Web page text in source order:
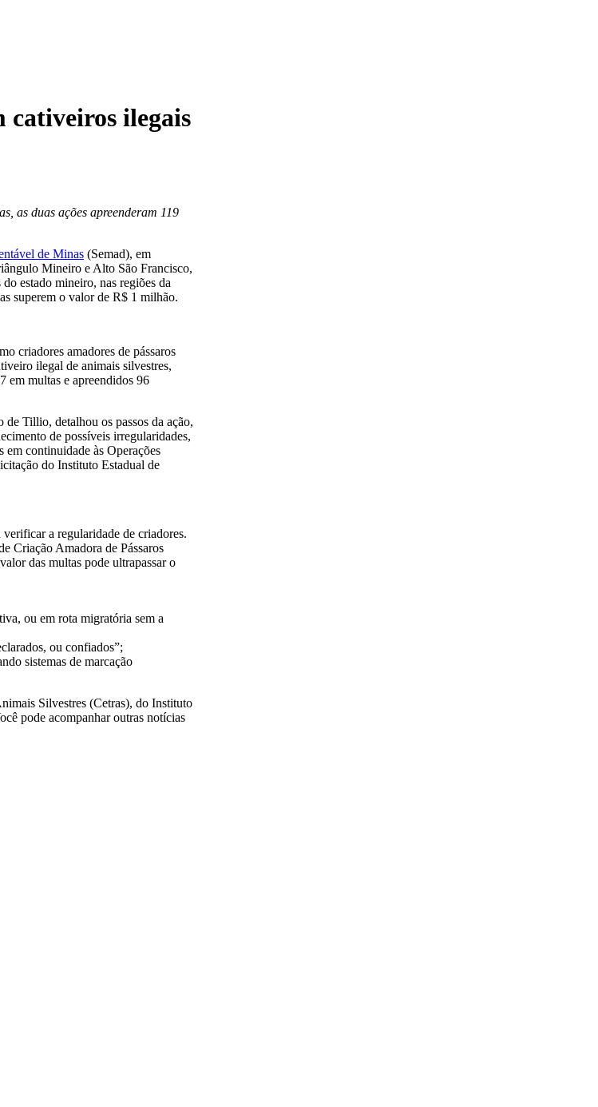
cativeiros ilegais
as duas ações apreenderam 119
de Minas (Semad), em
Mineiro e Alto São Francisco,
estado mineiro, nas regiões da
superem o valor de R$ 1 milhão.
criadores amadores de pássaros
ilegal de animais silvestres,
em multas e apreendidos 96
Tillio, detalhou os passos da ação,
de possíveis irregularidades,
em continuidade às Operações
do Instituto Estadual de
a regularidade de criadores.
Criação Amadora de Pássaros
das multas pode ultrapassar o
ou em rota migratória sem a
ou confiados”;
sistemas de marcação
Silvestres (Cetras), do Instituto
pode acompanhar outras notícias